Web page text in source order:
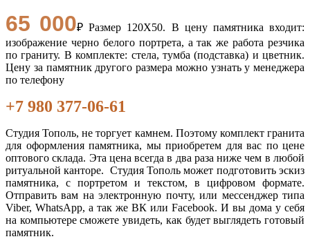
65 000₽ Размер 120Х50. В цену памятника входит:
изображение черно белого портрета, а так же работа резчика
по граниту. В комплекте: стела, тумба (подставка) и цветник.
Цену за памятник другого размера можно узнать у менеджера
по телефону
+7 980 377-06-61
Студия Тополь, не торгует камнем. Поэтому комплект гранита
для оформления памятника, мы приобретем для вас по цене
оптового склада. Эта цена всегда в два раза ниже чем в любой
ритуальной канторе. Студия Тополь может подготовить эскиз
памятника, с портретом и текстом, в цифровом формате.
Отправить вам на электронную почту, или мессенджер типа
Viber, WhatsApp, а так же ВК или Facebook. И вы дома у себя
на компьютере сможете увидеть, как будет выглядеть готовый
памятник.